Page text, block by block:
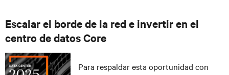
Escalar el borde de la red e invertir en el
centro de datos Core
Para respaldar esta oportunidad con